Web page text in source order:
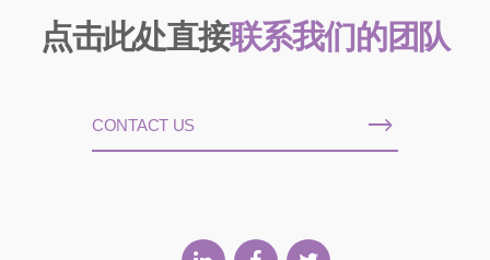
点击此处直接联系我们的团队
CONTACT US